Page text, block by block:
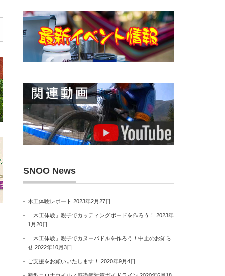
SNOO News
木工体験レポート 2023年2月27日
「木工体験」親子でカッティングボードを作ろう！
2023年
1月20日
「木工体験」親子でカヌーパドルを作ろう！中止のお知ら
せ 2022年10月3日
ご支援をお願いいたします！ 2020年9月4日